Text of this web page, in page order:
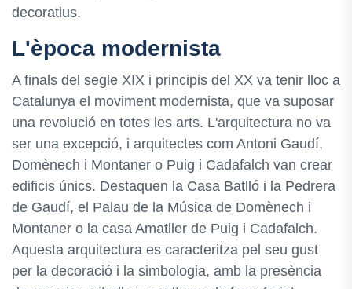
decoratius.
L'època modernista
A finals del segle XIX i principis del XX va tenir lloc a
Catalunya el moviment modernista, que va suposar
una revolució en totes les arts. L'arquitectura no va
ser una excepció, i arquitectes com Antoni Gaudí,
Domènech i Montaner o Puig i Cadafalch van crear
edificis únics. Destaquen la Casa Batlló i la Pedrera
de Gaudí, el Palau de la Música de Domènech i
Montaner o la casa Amatller de Puig i Cadafalch.
Aquesta arquitectura es caracteritza pel seu gust
per la decoració i la simbologia, amb la presència